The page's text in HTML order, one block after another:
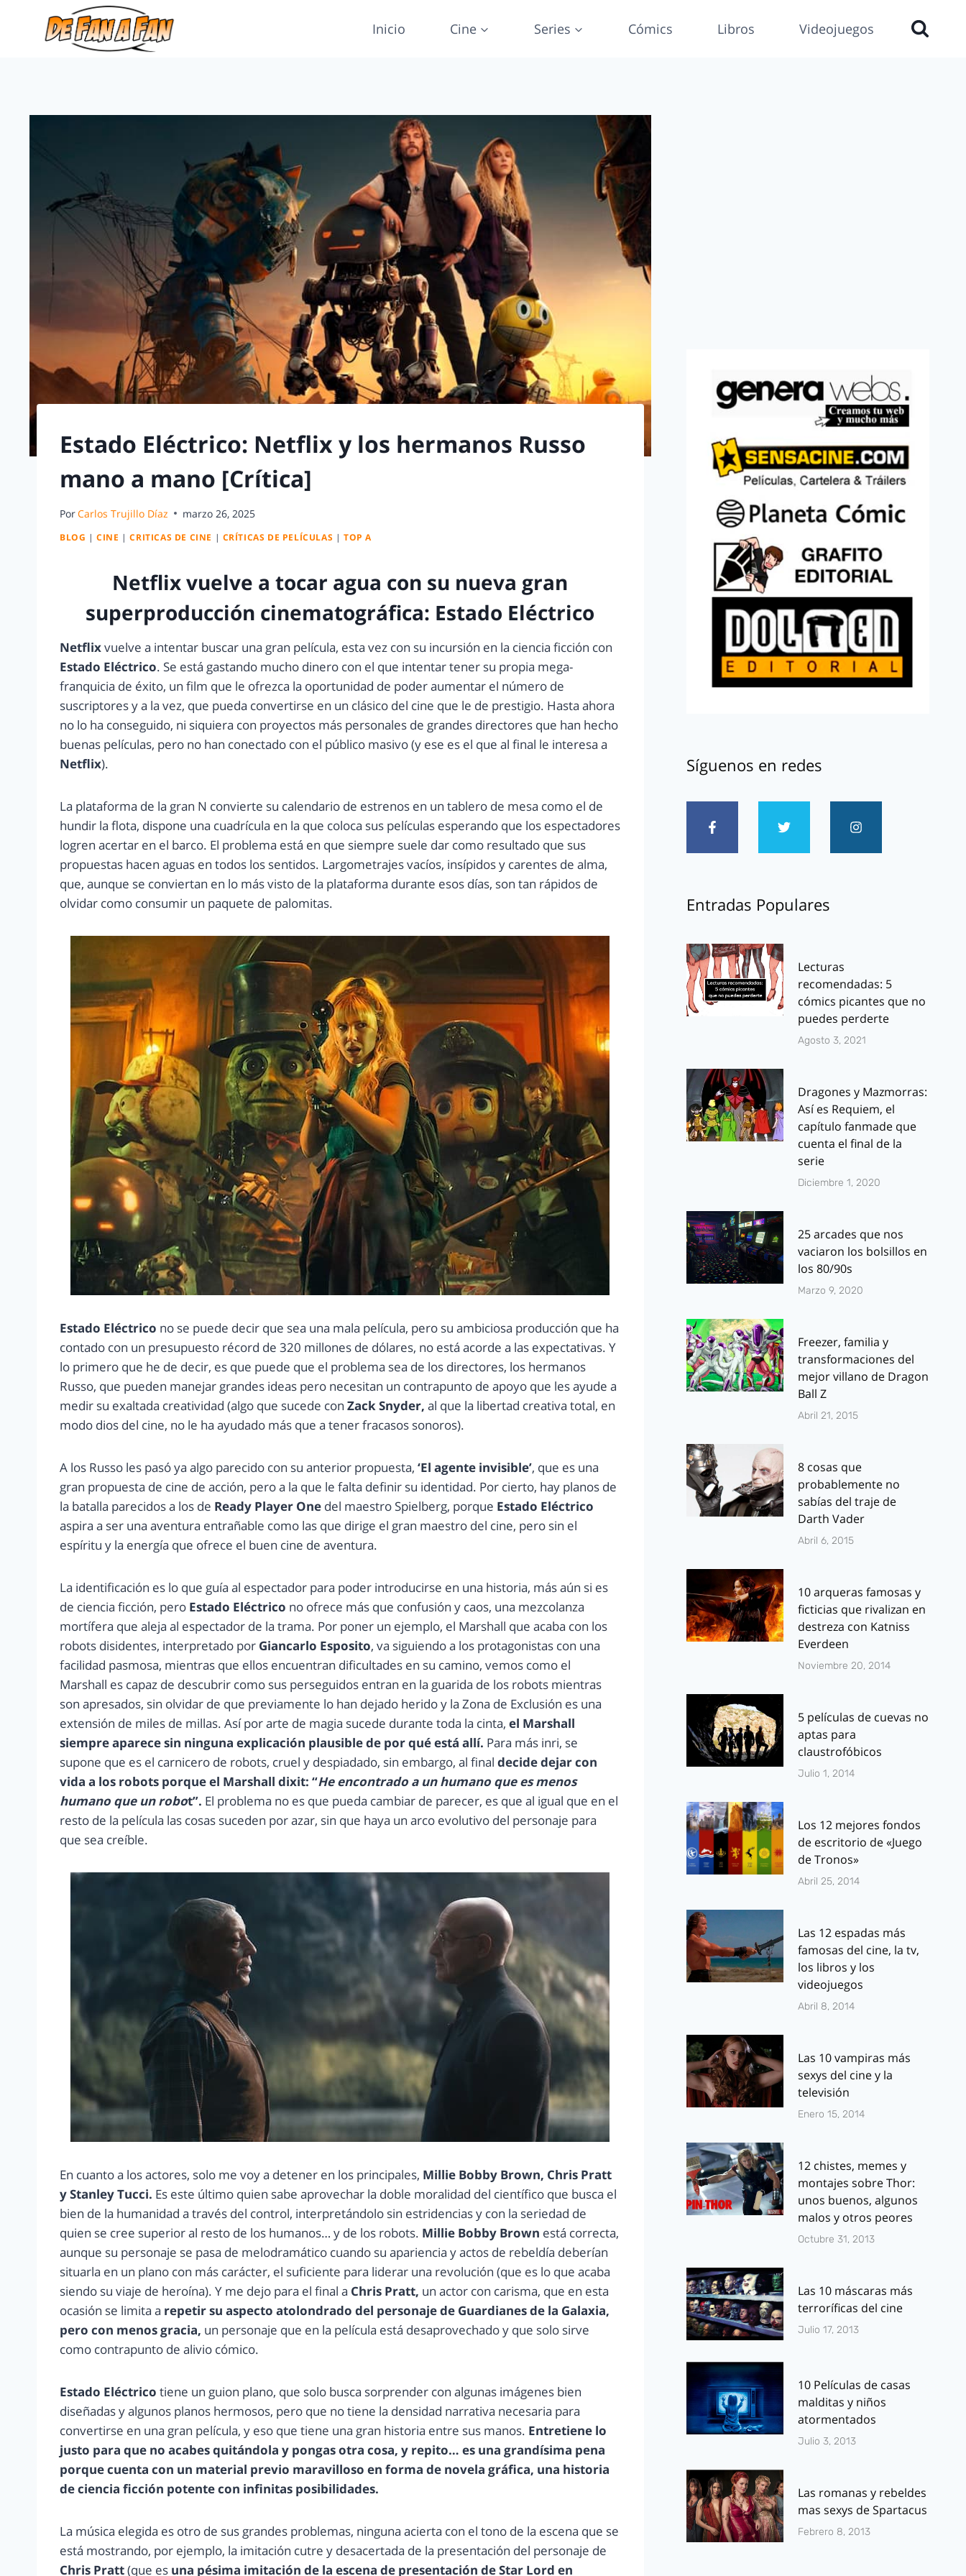
Inicio Cine Series Cómics Libros Videojuegos
Estado Eléctrico: Netflix y los hermanos Russo
mano a mano [Crítica]
PorCarlos Trujillo Díaz marzo 26, 2025
BLOG |CINE |CRITICAS DE CINE | CRÍTICAS DE PELÍCULAS | TOP A
Netflix vuelve a tocar agua con su nueva gran
superproducción cinematográfica: Estado Eléctrico
Netflixvuelve a intentar buscar una gran película, esta vez con su incursión en la ciencia ficción con
Estado Eléctrico. Se está gastando mucho dinero con el que intentar tener su propia mega-
franquicia de éxito, un film que le ofrezca la oportunidad de poder aumentar el número de
suscriptores y a la vez, que pueda convertirse en un clásico del cine que le de prestigio. Hasta ahora
no lo ha conseguido, ni siquiera con proyectos más personales de grandes directores que han hecho
buenas películas, pero no han conectado con el público masivo (y ese es el que al final le interesa a
Netflix).
La plataforma de la gran N convierte su calendario de estrenos en un tablero de mesa como el de
hundir la flota, dispone una cuadrícula en la que coloca sus películas esperando que los espectadores
logren acertar en el barco. El problema está en que siempre suele dar como resultado que sus
propuestas hacen aguas en todos los sentidos. Largometrajes vacíos, insípidos y carentes de alma,
que, aunque se conviertan en lo más visto de la plataforma durante esos días, son tan rápidos de
olvidar como consumir un paquete de palomitas.
Estado Eléctrico no se puede decir que sea una mala película, pero su ambiciosa producción que ha
contado con un presupuesto récord de 320 millones de dólares, no está acorde a las expectativas. Y
lo primero que he de decir, es que puede que el problema sea de los directores, los hermanos
Russo, que pueden manejar grandes ideas pero necesitan un contrapunto de apoyo que les ayude a
medir su exaltada creatividad (algo que sucede con Zack Snyder, al que la libertad creativa total, en
modo dios del cine, no le ha ayudado más que a tener fracasos sonoros).
A los Russo les pasó ya algo parecido con su anterior propuesta, ‘El agente invisible’, que es una
gran propuesta de cine de acción, pero a la que le falta definir su identidad. Por cierto, hay planos de
la batalla parecidos a los de Ready Player One del maestro Spielberg, porque Estado Eléctrico
aspira a ser una aventura entrañable como las que dirige el gran maestro del cine, pero sin el
espíritu y la energía que ofrece el buen cine de aventura.
La identificación es lo que guía al espectador para poder introducirse en una historia, más aún si es
de ciencia ficción, pero Estado Eléctrico no ofrece más que confusión y caos, una mezcolanza
mortífera que aleja al espectador de la trama. Por poner un ejemplo, el Marshall que acaba con los
robots disidentes, interpretado por Giancarlo Esposito, va siguiendo a los protagonistas con una
facilidad pasmosa, mientras que ellos encuentran dificultades en su camino, vemos como el
Marshall es capaz de descubrir como sus perseguidos entran en la guarida de los robots mientras
son apresados, sin olvidar de que previamente lo han dejado herido y la Zona de Exclusión es una
extensión de miles de millas. Así por arte de magia sucede durante toda la cinta, el Marshall
siempre aparece sin ninguna explicación plausible de por qué está allí. Para más inri, se
supone que es el carnicero de robots, cruel y despiadado, sin embargo, al final decide dejar con
vida a los robots porque el Marshall dixit: “He encontrado a un humano que es menos
humano que un robot”. El problema no es que pueda cambiar de parecer, es que al igual que en el
resto de la película las cosas suceden por azar, sin que haya un arco evolutivo del personaje para
que sea creíble.
En cuanto a los actores, solo me voy a detener en los principales, Millie Bobby Brown, Chris Pratt
y Stanley Tucci. Es este último quien sabe aprovechar la doble moralidad del científico que busca el
bien de la humanidad a través del control, interpretándolo sin estridencias y con la seriedad de
quien se cree superior al resto de los humanos… y de los robots. Millie Bobby Brown está correcta,
aunque su personaje se pasa de melodramático cuando su apariencia y actos de rebeldía deberían
situarla en un plano con más carácter, el suficiente para liderar una revolución (que es lo que acaba
siendo su viaje de heroína). Y me dejo para el final a Chris Pratt, un actor con carisma, que en esta
ocasión se limita a repetir su aspecto atolondrado del personaje de Guardianes de la Galaxia,
pero con menos gracia, un personaje que en la película está desaprovechado y que solo sirve
como contrapunto de alivio cómico.
Estado Eléctrico tiene un guion plano, que solo busca sorprender con algunas imágenes bien
diseñadas y algunos planos hermosos, pero que no tiene la densidad narrativa necesaria para
convertirse en una gran película, y eso que tiene una gran historia entre sus manos. Entretiene lo
justo para que no acabes quitándola y pongas otra cosa, y repito… es una grandísima pena
porque cuenta con un material previo maravilloso en forma de novela gráfica, una historia
de ciencia ficción potente con infinitas posibilidades.
La música elegida es otro de sus grandes problemas, ninguna acierta con el tono de la escena que se
está mostrando, por ejemplo, la imitación cutre y desacertada de la presentación del personaje de
Chris Pratt(que es una pésima imitación de la escena de presentación de Star Lord en
Síguenos en redes
Entradas Populares
Lecturas
recomendadas: 5
cómics picantes que no
puedes perderte
Agosto 3, 2021
Dragones y Mazmorras:
Así es Requiem, el
capítulo fanmade que
cuenta el final de la
serie
Diciembre 1, 2020
25 arcades que nos
vaciaron los bolsillos en
los 80/90s
Marzo 9, 2020
Freezer, familia y
transformaciones del
mejor villano de Dragon
Ball Z
Abril 21, 2015
8 cosas que
probablemente no
sabías del traje de
Darth Vader
Abril 6, 2015
10 arqueras famosas y
ficticias que rivalizan en
destreza con Katniss
Everdeen
Noviembre 20, 2014
5 películas de cuevas no
aptas para
claustrofóbicos
Julio 1, 2014
Los 12 mejores fondos
de escritorio de «Juego
de Tronos»
Abril 25, 2014
Las 12 espadas más
famosas del cine, la tv,
los libros y los
videojuegos
Abril 8, 2014
Las 10 vampiras más
sexys del cine y la
televisión
Enero 15, 2014
12 chistes, memes y
montajes sobre Thor:
unos buenos, algunos
malos y otros peores
Octubre 31, 2013
Las 10 máscaras más
terroríficas del cine
Julio 17, 2013
10 Películas de casas
malditas y niños
atormentados
Julio 3, 2013
Las romanas y rebeldes
mas sexys de Spartacus
Febrero 8, 2013